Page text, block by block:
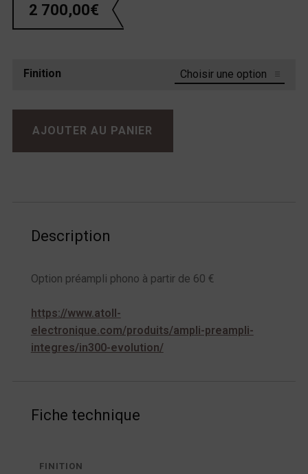
2 700,00€
Finition
quantité de Atoll IN300 Evo
AJOUTER AU PANIER
Description
Option préampli phono à partir de 60 €
https://www.atoll-
electronique.com/produits/ampli-preampli-
integres/in300-evolution/
Fiche technique
FINITION